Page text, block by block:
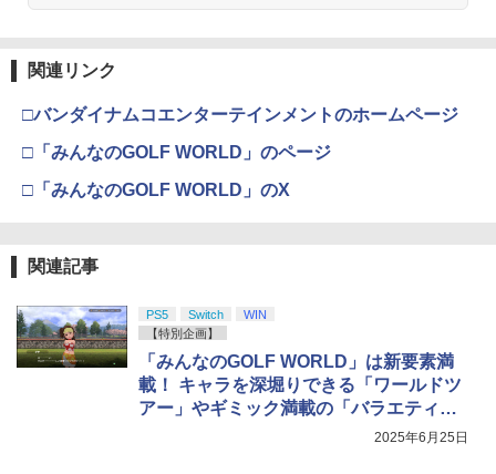
関連リンク
□バンダイナムコエンターテインメントのホームページ
□「みんなのGOLF WORLD」のページ
□「みんなのGOLF WORLD」のX
関連記事
PS5 Switch
WIN
【特別企画】
「みんなのGOLF WORLD」は新要素満
載！ キャラを深堀りできる「ワールドツ
アー」やギミック満載の「バラエティ」
2025年6月25日